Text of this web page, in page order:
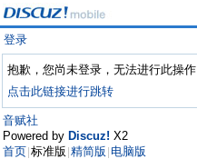
登录
抱歉，您尚未登录，无法进行此操作
点击此链接进行跳转
音赋社
Powered by Discuz! X2
首页 标准版 精简版 电脑版